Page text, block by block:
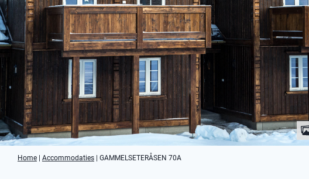
Home Accommodaties GAMMELSETERÅSEN 70A